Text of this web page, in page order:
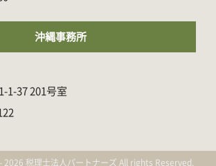
沖縄事務所
1-37 201号室
税理士法人パートナーズ All rights Reserved.